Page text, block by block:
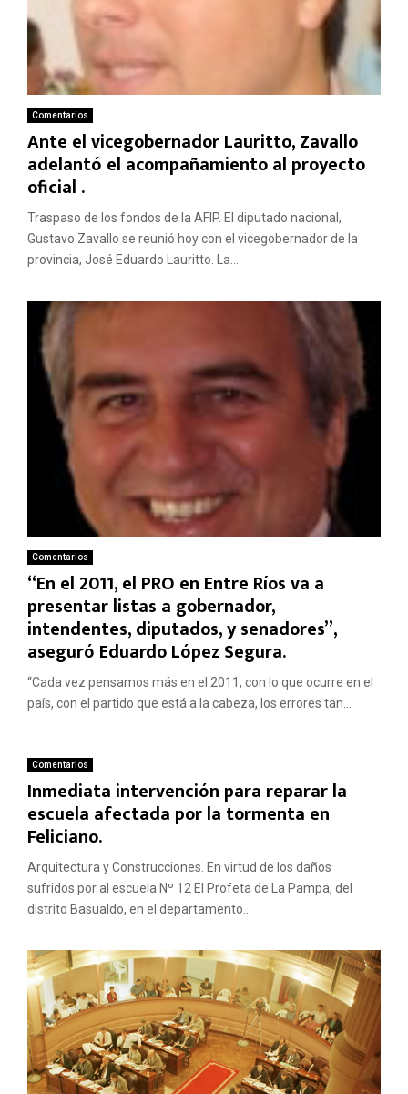
Comentarios
Ante el vicegobernador Lauritto, Zavallo
adelantó el acompañamiento al proyecto
oficial .
Traspaso de los fondos de la AFIP. El diputado nacional,
Gustavo Zavallo se reunió hoy con el vicegobernador de la
provincia, José Eduardo Lauritto. La...
Comentarios
“En el 2011, el PRO en Entre Ríos va a
presentar listas a gobernador,
intendentes, diputados, y senadores”,
aseguró Eduardo López Segura.
“Cada vez pensamos más en el 2011, con lo que ocurre en el
país, con el partido que está a la cabeza, los errores tan...
Comentarios
Inmediata intervención para reparar la
escuela afectada por la tormenta en
Feliciano.
Arquitectura y Construcciones. En virtud de los daños
sufridos por al escuela Nº 12 El Profeta de La Pampa, del
distrito Basualdo, en el departamento...